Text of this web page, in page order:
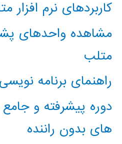
کاربردهای نرم افزار
مشاهده واحدهای
متلب
راهنمای برنامه
دوره پیشرفته و
های بدون راننده